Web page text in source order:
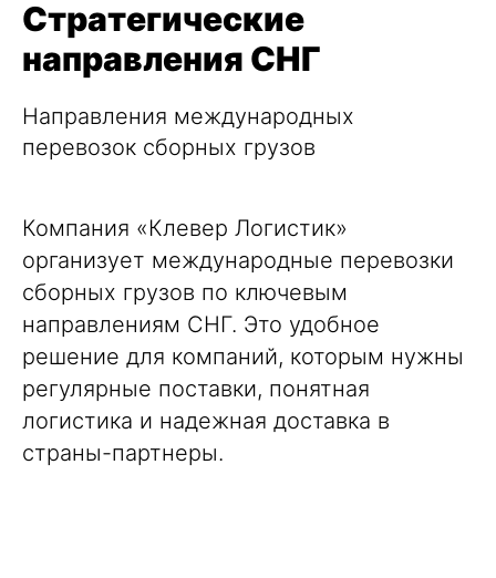
Стратегические
направления СНГ
Направления международных
перевозок сборных грузов
Компания «Клевер Логистик»
организует международные перевозки
сборных грузов по ключевым
направлениям СНГ. Это удобное
решение для компаний, которым нужны
регулярные поставки, понятная
логистика и надежная доставка в
страны-партнеры.